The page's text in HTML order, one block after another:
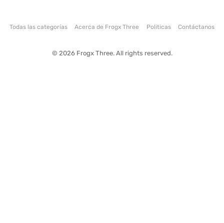
Todas las categorías Acerca de Frogx Three Politicas Contáctanos
© 2026 Frogx Three. All rights reserved.